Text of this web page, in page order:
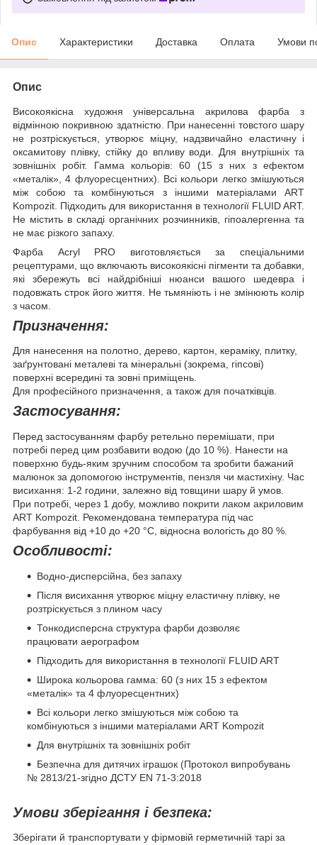
Опис Характеристики Доставка Оплата Умови
Опис
Високоякісна художня універсальна акрилова фарба з
відмінною покривною здатністю. При нанесенні товстого шару
не розтріскується, утворює міцну, надзвичайно еластичну і
оксамитову плівку, стійку до впливу води. Для внутрішніх та
зовнішніх робіт. Гамма кольорів: 60 (15 з них з ефектом
«металік», 4 флуоресцентних). Всі кольори легко змішуються
між собою та комбінуються з іншими матеріалами ART
Kompozit. Підходить для використання в технології FLUID ART.
Не містить в складі органічних розчинників, гіпоалергенна та
не має різкого запаху.
Фарба Acryl PRO виготовляється за спеціальними
рецептурами, що включають високоякісні пігменти та добавки,
які збережуть всі найдрібніші нюанси вашого шедевра і
подовжать строк його життя. Не тьмяніють і не змінюють колір
з часом.
Призначення:
Для нанесення на полотно, дерево, картон, кераміку, плитку,
заґрунтовані металеві та мінеральні (зокрема, гіпсові)
поверхні всередині та зовні приміщень.
Для професійного призначення, а також для початківців.
Застосування:
Перед застосуванням фарбу ретельно перемішати, при
потребі перед цим розбавити водою (до 10 %). Нанести на
поверхню будь-яким зручним способом та зробити бажаний
малюнок за допомогою інструментів, пензля чи мастихіну. Час
висихання: 1-2 години, залежно від товщини шару й умов.
При потребі, через 1 добу, можливо покрити лаком акриловим
ART Kompozit. Рекомендована температура під час
фарбування від +10 до +20 °С, відносна вологість до 80 %.
Особливості:
Водно-дисперсійна, без запаху
Після висихання утворює міцну еластичну плівку, не
розтріскується з плином часу
Тонкодисперсна структура фарби дозволяє
працювати аерографом
Підходить для використання в технології FLUID ART
Широка кольорова гамма: 60 (з них 15 з ефектом
«металік» та 4 флуоресцентних)
Всі кольори легко змішуються між собою та
комбінуються з іншими матеріалами ART Kompozit
Для внутрішніх та зовнішніх робіт
Безпечна для дитячих іграшок (Протокол випробувань
№ 2813/21-згідно ДСТУ EN 71-3:2018
Умови зберігання і безпека:
Зберігати й транспортувати у фірмовій герметичній тарі за